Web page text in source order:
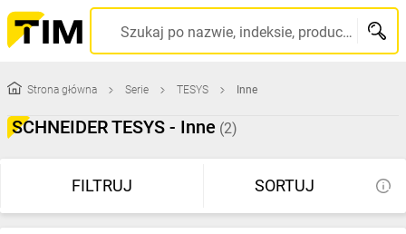
Szukaj po nazwie, indeksie, producencie, kodzie kreskowym...
Strona główna Serie TESYS Inne
SCHNEIDER TESYS - Inne (2)
FILTRUJ SORTUJ